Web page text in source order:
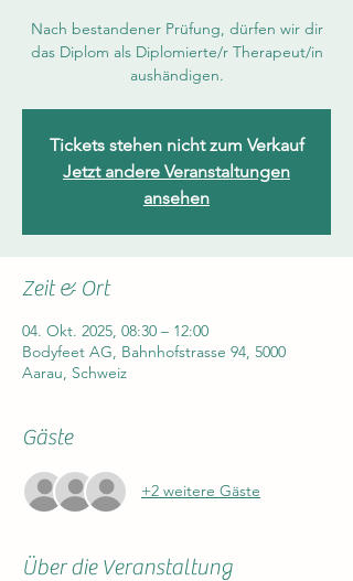
Nach bestandener Prüfung, dürfen wir dir
das Diplom als Diplomierte/r Therapeut/in
aushändigen.
Tickets stehen nicht zum Verkauf
Jetzt andere Veranstaltungen
ansehen
Zeit & Ort
04. Okt. 2025, 08:30 – 12:00
Bodyfeet AG, Bahnhofstrasse 94, 5000
Aarau, Schweiz
Gäste
+2 weitere Gäste
Über die Veranstaltung